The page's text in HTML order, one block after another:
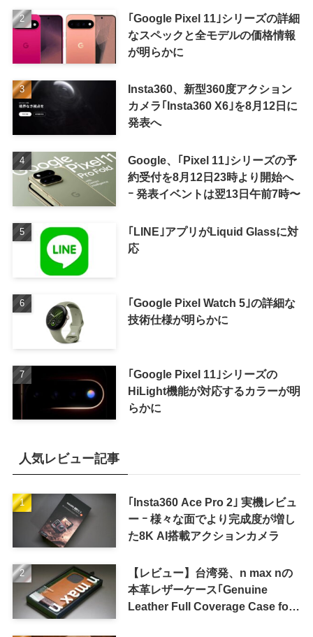
｢Google Pixel 11｣シリーズの詳細
なスペックと全モデルの価格情報
が明らかに
Insta360、新型360度アクション
カメラ｢Insta360 X6｣を8月12日に
発表へ
Google、｢Pixel 11｣シリーズの予
約受付を8月12日23時より開始へ
ｰ 発表イベントは翌13日午前7時〜
｢LINE｣アプリがLiquid Glassに対
応
｢Google Pixel Watch 5｣の詳細な
技術仕様が明らかに
｢Google Pixel 11｣シリーズの
HiLight機能が対応するカラーが明
らかに
人気レビュー記事
｢Insta360 Ace Pro 2｣ 実機レビュ
ー ｰ 様々な面でより完成度が増し
た8K AI搭載アクションカメラ
【レビュー】台湾発、n max nの
本革レザーケース｢Genuine
Leather Full Coverage Case for